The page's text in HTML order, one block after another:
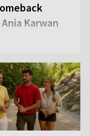
Karwan